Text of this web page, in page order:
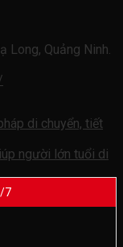
Long, Quảng Ninh.
di chuyển, tiết
người lớn tuổi di
7